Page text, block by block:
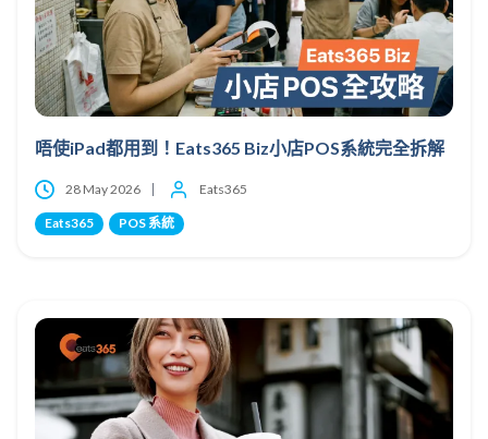
唔使iPad都用到！Eats365 Biz小店POS系統完全拆解
28 May 2026 Eats365
Eats365 POS 系統